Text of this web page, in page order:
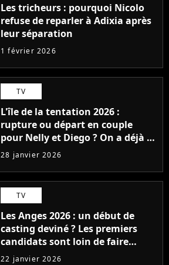
Les tricheurs : pourquoi Nicolo
refuse de reparler à Adixia après
leur séparation
1 février 2026
TV
L'île de la tentation 2026 :
rupture ou départ en couple
pour Nelly et Diego ? On a déjà la
réponse avec une surprise de
dernière minute
28 janvier 2026
TV
Les Anges 2026 : un début de
casting deviné ? Les premiers
candidats sont loin de faire
l'unanimité
22 janvier 2026